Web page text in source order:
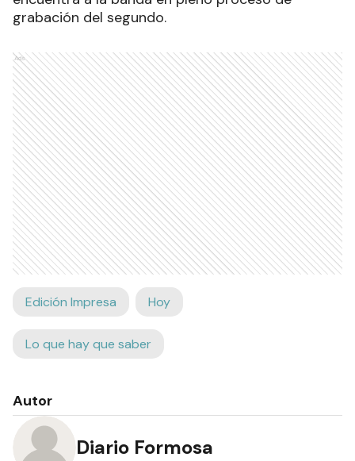
grabación del segundo.
Ads
Edición Impresa Hoy
Lo que hay que saber
Autor
Diario Formosa